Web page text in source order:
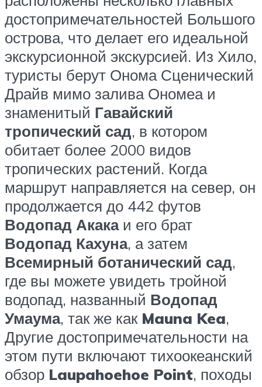
достопримечательностей Большого
острова, что делает его идеальной
экскурсионной экскурсией. Из Хило,
туристы берут Онома Сценический
Драйв мимо залива Ономеа и
знаменитый Гавайский
тропический сад, в котором
обитает более 2000 видов
тропических растений. Когда
маршрут направляется на север, он
продолжается до 442 футов
Водопад Акакаи его брат
Водопад Кахуна, а затем
Всемирный ботанический сад,
где вы можете увидеть тройной
водопад, названный Водопад
Умаума, так же как Mauna Kea,
Другие достопримечательности на
этом пути включают тихоокеанский
обзор Laupahoehoe Point, походы